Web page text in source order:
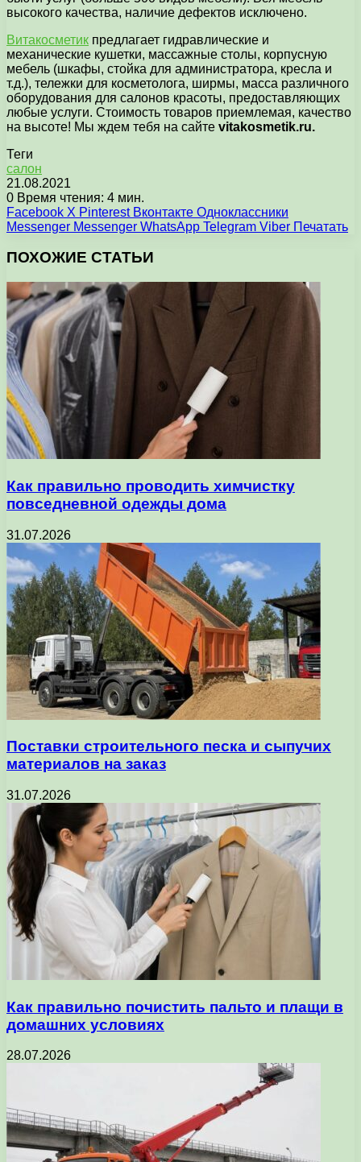
высокого качества, наличие дефектов исключено.
Витакосметик предлагает гидравлические и
механические кушетки, массажные столы, корпусную
мебель (шкафы, стойка для администратора, кресла и
т.д.), тележки для косметолога, ширмы, масса различного
оборудования для салонов красоты, предоставляющих
любые услуги. Стоимость товаров приемлемая, качество
на высоте! Мы ждем тебя на сайте vitakosmetik.ru.
Теги
салон
21.08.2021
0 Время чтения: 4 мин.
Facebook X Pinterest Вконтакте Одноклассники
Messenger Messenger WhatsApp Telegram Viber Печатать
ПОХОЖИЕ СТАТЬИ
Как правильно проводить химчистку
повседневной одежды дома
31.07.2026
Поставки строительного песка и сыпучих
материалов на заказ
31.07.2026
Как правильно почистить пальто и плащи в
домашних условиях
28.07.2026